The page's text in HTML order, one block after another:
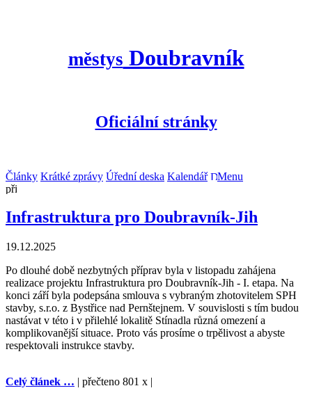
městys Doubravník
Oficiální stránky
Články Krátké zprávy Úřední deska Kalendář Menu
Infrastruktura pro Doubravník-Jih
19.12.2025
Po dlouhé době nezbytných příprav byla v listopadu zahájena
realizace projektu Infrastruktura pro Doubravník-Jih - I. etapa. Na
konci září byla podepsána smlouva s vybraným zhotovitelem SPH
stavby, s.r.o. z Bystřice nad Pernštejnem. V souvislosti s tím budou
nastávat v této i v přilehlé lokalitě Stínadla různá omezení a
komplikovanější situace. Proto vás prosíme o trpělivost a abyste
respektovali instrukce stavby.
Celý článek … | přečteno 801 x |